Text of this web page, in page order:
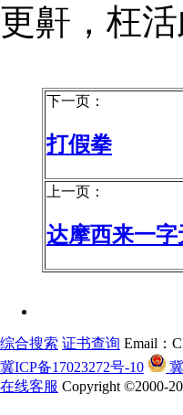
更鼾，枉
下一页：
打假拳
上一页：
达摩西来一
综合搜索 证书查询 Email：
冀ICP备17023272号-10
在线客服 Copyright ©2000-